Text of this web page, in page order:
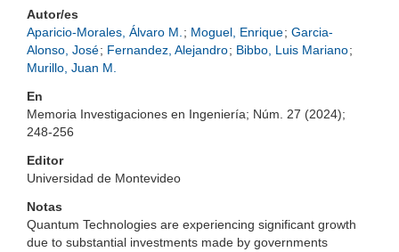
Autor/es
Aparicio-Morales, Álvaro M. ; Moguel, Enrique; Garcia-
Alonso, José; Fernandez, Alejandro; Bibbo, Luis Mariano;
Murillo, Juan M.
En
Memoria Investigaciones en Ingeniería; Núm. 27 (2024);
248-256
Editor
Universidad de Montevideo
Notas
Quantum Technologies are experiencing significant growth
due to substantial investments made by governments